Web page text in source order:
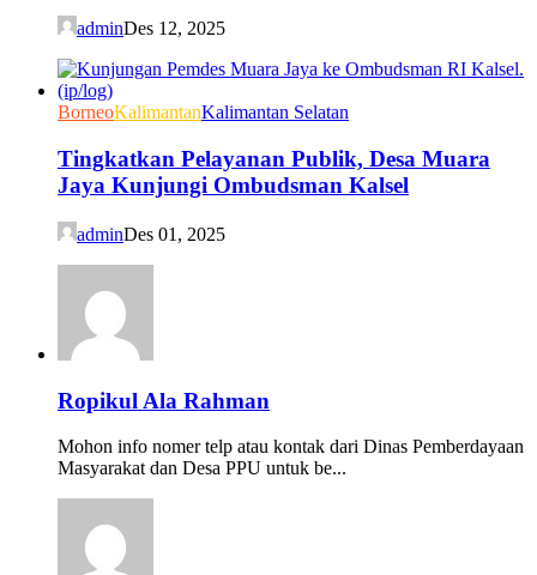
adminDes 12, 2025
BorneoKalimantanKalimantan Selatan
Tingkatkan Pelayanan Publik, Desa Muara
Jaya Kunjungi Ombudsman Kalsel
adminDes 01, 2025
Ropikul Ala Rahman
Mohon info nomer telp atau kontak dari Dinas Pemberdayaan
Masyarakat dan Desa PPU untuk be...